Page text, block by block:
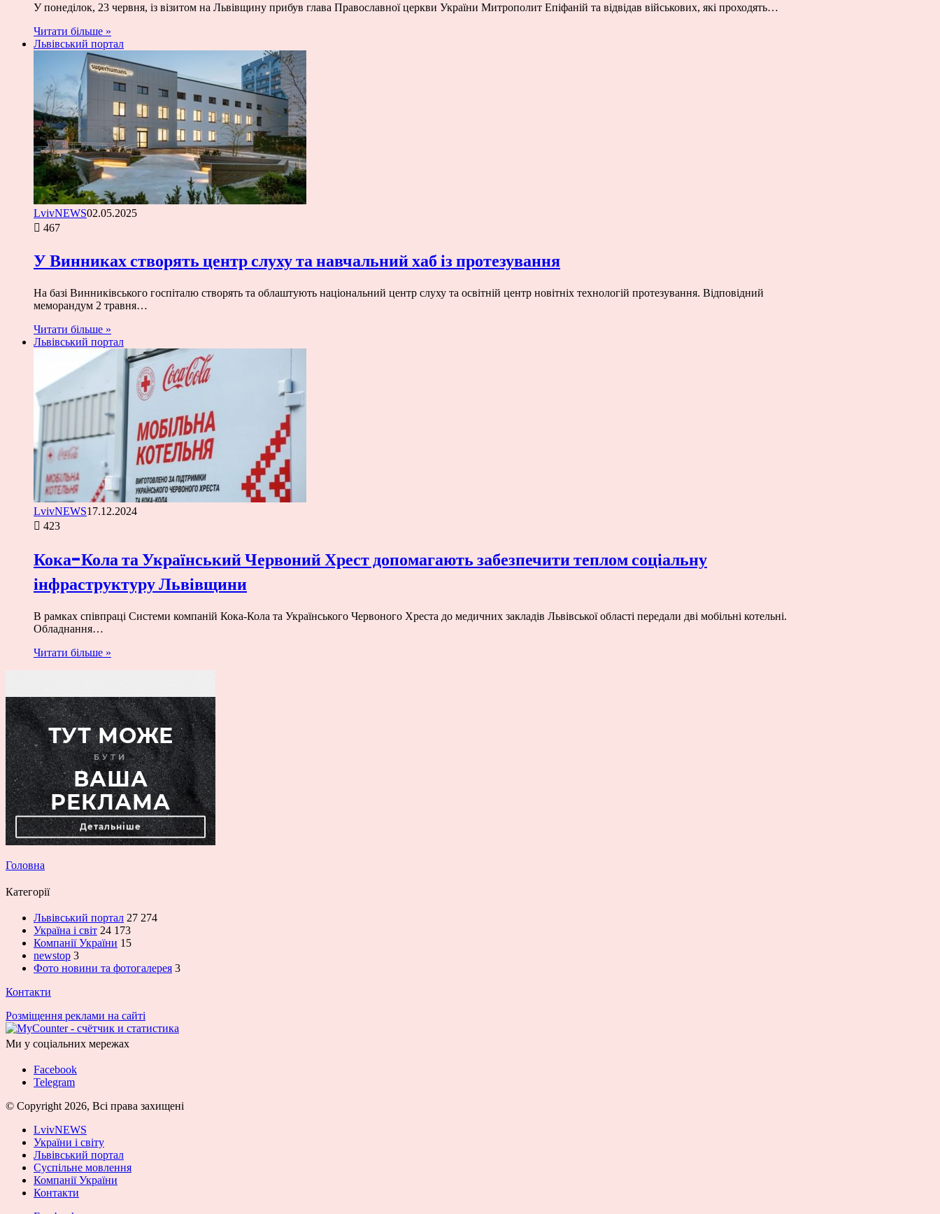
У понеділок, 23 червня, із візитом на Львівщину прибув глава Православної церкви України Митрополит Епіфаній та відвідав військових, які проходять…
Читати більше »
Львівський портал
LvivNEWS02.05.2025
467
У Винниках створять центр слуху та навчальний хаб із протезування
На базі Винниківського госпіталю створять та облаштують національний центр слуху та освітній центр новітніх технологій протезування. Відповідний
меморандум 2 травня…
Читати більше »
Львівський портал
LvivNEWS17.12.2024
423
Кока-Кола та Український Червоний Хрест допомагають забезпечити теплом соціальну
інфраструктуру Львівщини
В рамках співпраці Системи компаній Кока-Кола та Українського Червоного Хреста до медичних закладів Львівської області передали дві мобільні котельні.
Обладнання…
Читати більше »
Головна
Категорії
Львівський портал 27 274
Україна і світ 24 173
Компанії України 15
newstop 3
Фото новини та фотогалерея 3
Контакти
Розміщення реклами на сайті
Ми у соціальних мережах
Facebook
Telegram
© Copyright 2026, Всі права захищені
LvivNEWS
України і світу
Львівський портал
Суспільне мовлення
Компанії України
Контакти